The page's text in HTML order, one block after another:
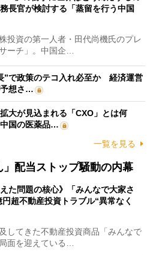
長官が検討する「蒸留を行う中国
投資の第一人者・田代尚機氏のプレ
ーチ」。中国企…
”で政策のテコ入れ必至か 経済運営
予想さ…
大が見込まれる「CXO」とは何
国の医薬品…
一覧を見る
」配当ストップ騒動の内幕
えた問題の核心》「みんなで大家さ
超不動産投資トラブル“異常なく
してきた不動産投資商品「みんなで
面を迎えている…